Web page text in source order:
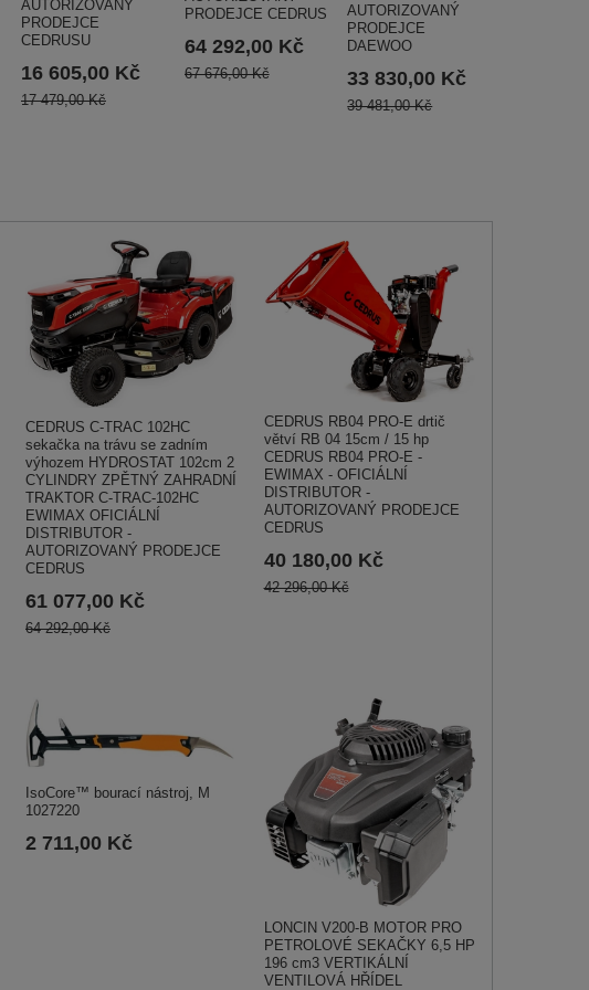
AUTORIZOVANÝ
PRODEJCE
CEDRUSU
16 605,00 Kč
17 479,00 Kč
PRODEJCE CEDRUS
64 292,00 Kč
67 676,00 Kč
AUTORIZOVANÝ
PRODEJCE
DAEWOO
33 830,00 Kč
39 481,00 Kč
CEDRUS C-TRAC 102HC
sekačka na trávu se zadním
výhozem HYDROSTAT 102cm 2
CYLINDRY ZPĚTNÝ ZAHRADNÍ
TRAKTOR C-TRAC-102HC
EWIMAX OFICIÁLNÍ
DISTRIBUTOR -
AUTORIZOVANÝ PRODEJCE
CEDRUS
61 077,00 Kč
64 292,00 Kč
CEDRUS RB04 PRO-E drtič
větví RB 04 15cm / 15 hp
CEDRUS RB04 PRO-E -
EWIMAX - OFICIÁLNÍ
DISTRIBUTOR -
AUTORIZOVANÝ PRODEJCE
CEDRUS
40 180,00 Kč
42 296,00 Kč
IsoCore™ bourací nástroj, M
1027220
2 711,00 Kč
LONCIN V200-B MOTOR PRO
PETROLOVÉ SEKAČKY 6,5 HP
196 cm3 VERTIKÁLNÍ
VENTILOVÁ HŘÍDEL